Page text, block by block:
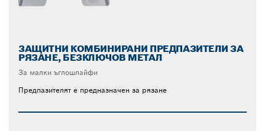
ЗАЩИТНИ КОМБИНИРАНИ ПРЕДПАЗИТЕЛИ ЗА
РЯЗАНЕ, БЕЗКЛЮЧОВ МЕТАЛ
За малки ъглошлайфи
Предпазителят е предназначен за рязане